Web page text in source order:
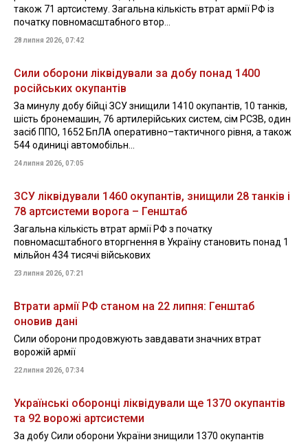
також 71 артсистему. Загальна кількість втрат армії РФ із
початку повномасштабного втор...
28 липня 2026, 07:42
Сили оборони ліквідували за добу понад 1400
російських окупантів
За минулу добу бійці ЗСУ знищили 1410 окупантів, 10 танків,
шість бронемашин, 76 артилерійських систем, сім РСЗВ, один
засіб ППО, 1652 БпЛА оперативно–тактичного рівня, а також
544 одиниці автомобільн...
24 липня 2026, 07:05
ЗСУ ліквідували 1460 окупантів, знищили 28 танків і
78 артсистеми ворога – Генштаб
Загальна кількість втрат армії РФ з початку
повномасштабного вторгнення в Україну становить понад 1
мільйон 434 тисячі військових
23 липня 2026, 07:21
Втрати армії РФ станом на 22 липня: Генштаб
оновив дані
Сили оборони продовжують завдавати значних втрат
ворожій армії
22 липня 2026, 07:34
Українські оборонці ліквідували ще 1370 окупантів
та 92 ворожі артсистеми
За добу Сили оборони України знищили 1370 окупантів